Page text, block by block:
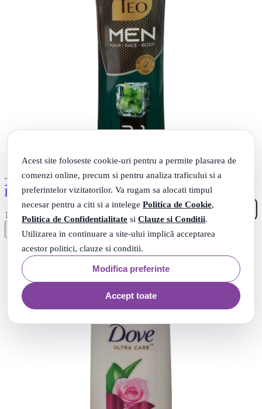
Acest site foloseste cookie-uri pentru a permite plasarea de
comenzi online, precum si pentru analiza traficului si a
preferintelor vizitatorilor. Va rugam sa alocati timpul
necesar pentru a citi si a intelege Politica de Cookie,
Politica de Confidentialitate si Clauze si Conditii.
Utilizarea in continuare a site-ului implică acceptarea
acestor politici, clauze si conditii.
Modifica preferinte
Accept toate
TEO MEN SAMPON 3IN1 350ML MENTHOL FRESH
ENERGY
10 Lei